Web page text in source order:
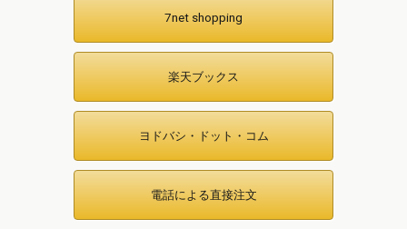
7net shopping
楽天ブックス
ヨドバシ・ドット・コム
電話による直接注文